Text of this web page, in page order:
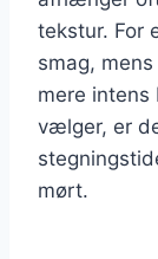
tekstur. For
smag,
mere intens
vælger, er
mørt.